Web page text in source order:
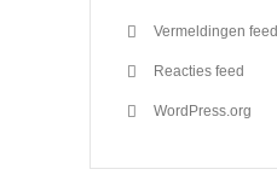
Vermeldingen feed
Reacties feed
WordPress.org